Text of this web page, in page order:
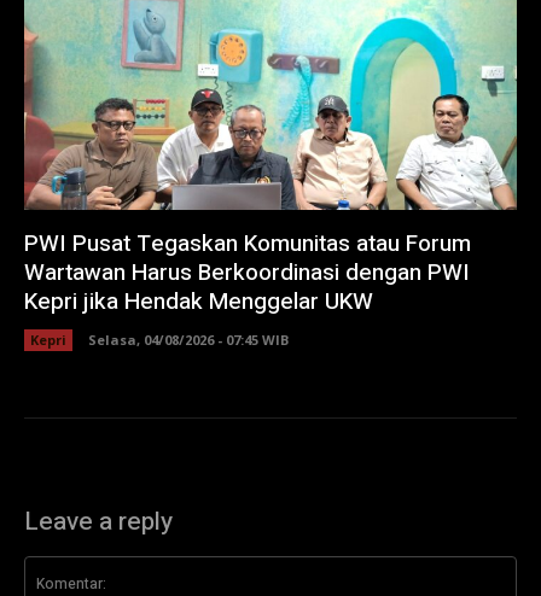
PWI Pusat Tegaskan Komunitas atau Forum
Wartawan Harus Berkoordinasi dengan PWI
Kepri jika Hendak Menggelar UKW
Kepri Selasa, 04/08/2026 - 07:45 WIB
Leave a reply